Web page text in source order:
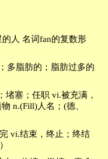
人 名词fan的复数形
多脂肪的；脂肪过多的
堵塞；任职 vi.被充满，
n.(Fill)人名；(德、
vi.结束，终止；终结